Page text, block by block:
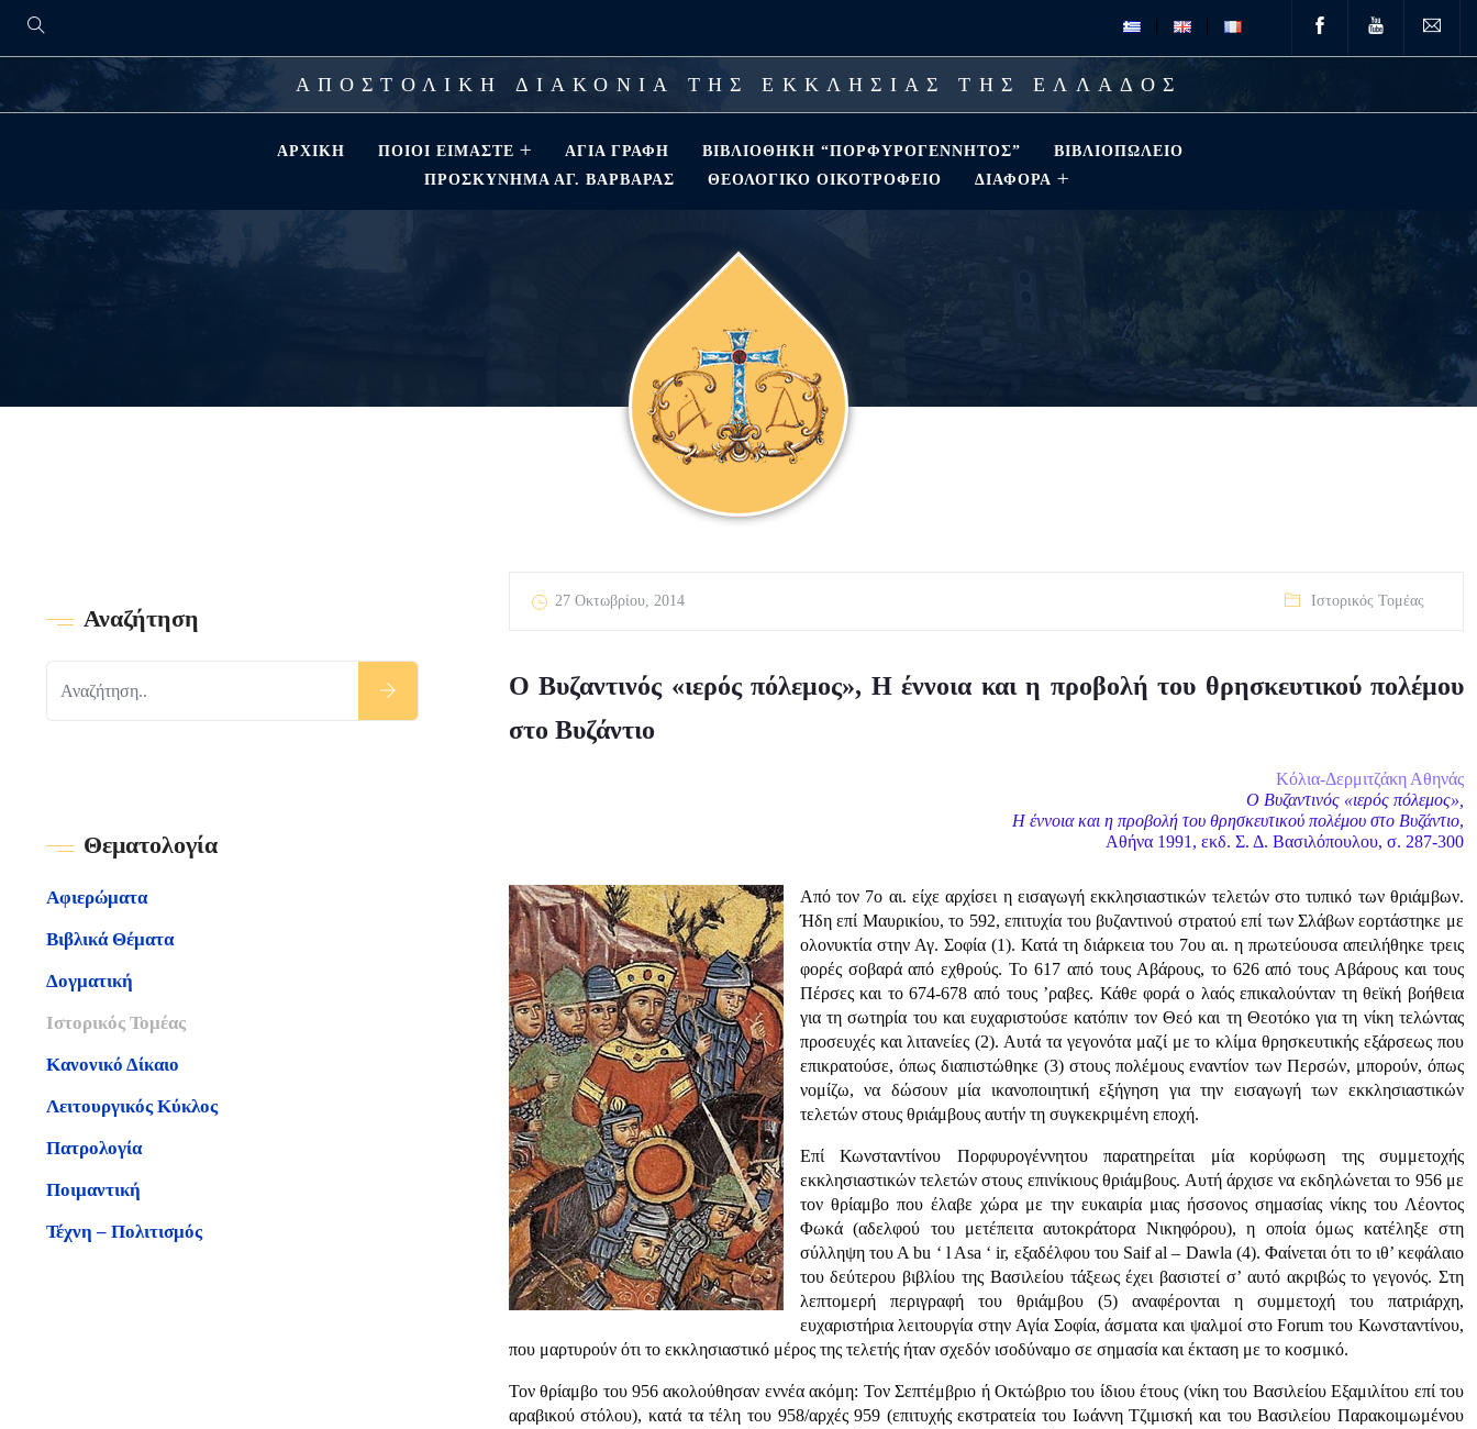
ΑΠΟΣΤΟΛΙΚΗ ΔΙΑΚΟΝΙΑ ΤΗΣ ΕΚΚΛΗΣΙΑΣ ΤΗΣ ΕΛΛΑΔΟΣ
ΑΡΧΙΚΉ ΠΟΙΟΊ ΕΊΜΑΣΤΕ ΑΓΊΑ ΓΡΑΦΉ ΒΙΒΛΙΟΘΗΚΗ “ΠΟΡΦΥΡΟΓΕΝΝΗΤΟΣ”
ΒΙΒΛΙΟΠΩΛΕΊΟ
ΠΡΟΣΚΎΝΗΜΑ ΑΓ. ΒΑΡΒΆΡΑΣ
ΘΕΟΛΟΓΙΚΌ ΟΙΚΟΤΡΟΦΕΊΟ ΔΙΑΦΟΡΑ
27 Οκτωβρίου, 2014 Ιστορικός Τομέας
O Βυζαντινός «ιερός πόλεμος», Η έννοια και η προβολή του θρησκευτικού πολέμου
στο Βυζάντιο
Κόλια-Δερμιτζάκη Αθηνάς
O Βυζαντινός «ιερός πόλεμος»,
Η έννοια και η προβολή του θρησκευτικού πολέμου στο Βυζάντιο,
Αθήνα 1991, εκδ. Σ. Δ. Βασιλόπουλου, σ. 287-300
Από τον 7ο αι. είχε αρχίσει η εισαγωγή εκκλησιαστικών τελετών στο τυπικό των θριάμβων.
Ήδη επί Μαυρικίου, το 592, επιτυχία του βυζαντινού στρατού επί των Σλάβων εορτάστηκε με
ολονυκτία στην Αγ. Σοφία (1). Κατά τη διάρκεια του 7ου αι. η πρωτεύουσα απειλήθηκε τρεις
φορές σοβαρά από εχθρούς. Το 617 από τους Αβάρους, το 626 από τους Αβάρους και τους
Πέρσες και το 674-678 από τους ’ραβες. Κάθε φορά ο λαός επικαλούνταν τη θεϊκή βοήθεια
για τη σωτηρία του και ευχαριστούσε κατόπιν τον Θεό και τη Θεοτόκο για τη νίκη τελώντας
προσευχές και λιτανείες (2). Αυτά τα γεγονότα μαζί με το κλίμα θρησκευτικής εξάρσεως που
επικρατούσε, όπως διαπιστώθηκε (3) στους πολέμους εναντίον των Περσών, μπορούν, όπως
νομίζω, να δώσουν μία ικανοποιητική εξήγηση για την εισαγωγή των εκκλησιαστικών
τελετών στους θριάμβους αυτήν τη συγκεκριμένη εποχή.
Επί Κωνσταντίνου Πορφυρογέννητου παρατηρείται μία κορύφωση της συμμετοχής
εκκλησιαστικών τελετών στους επινίκιους θριάμβους. Αυτή άρχισε να εκδηλώνεται το 956 με
τον θρίαμβο που έλαβε χώρα με την ευκαιρία μιας ήσσονος σημασίας νίκης του Λέοντος
Φωκά (αδελφού του μετέπειτα αυτοκράτορα Νικηφόρου), η οποία όμως κατέληξε στη
σύλληψη του Α bu ‘ l Asa ‘ ir, εξαδέλφου του Saif al – Dawla (4). Φαίνεται ότι το ιθ’ κεφάλαιο
του δεύτερου βιβλίου της Βασιλείου τάξεως έχει βασιστεί σ’ αυτό ακριβώς το γεγονός. Στη
λεπτομερή περιγραφή του θριάμβου (5) αναφέρονται η συμμετοχή του πατριάρχη,
ευχαριστήρια λειτουργία στην Αγία Σοφία, άσματα και ψαλμοί στο Forum του Κωνσταντίνου,
που μαρτυρούν ότι το εκκλησιαστικό μέρος της τελετής ήταν σχεδόν ισοδύναμο σε σημασία και έκταση με το κοσμικό.
Τον θρίαμβο του 956 ακολούθησαν εννέα ακόμη: Τον Σεπτέμβριο ή Οκτώβριο του ίδιου έτους (νίκη του Βασιλείου Εξαμιλίτου επί του
αραβικού στόλου), κατά τα τέλη του 958/αρχές 959 (επιτυχής εκστρατεία του Ιωάννη Τζιμισκή και του Βασιλείου Παρακοιμωμένου
Αναζήτηση
Θεματολογία
Αφιερώματα
Βιβλικά Θέματα
Δογματική
Ιστορικός Τομέας
Κανονικό Δίκαιο
Λειτουργικός Κύκλος
Πατρολογία
Ποιμαντική
Τέχνη – Πολιτισμός